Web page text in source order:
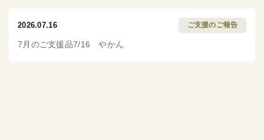
2026.07.16 ご支援のご報告
7月のご支援品7/16 やかん